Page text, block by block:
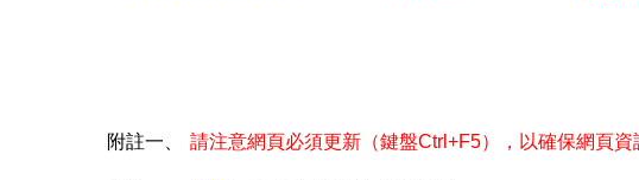
附註一、 請注意網頁必須更新（鍵盤Ctrl+F5），以確保網頁資